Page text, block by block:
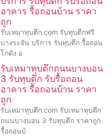
อาคาร รื้อถอนบ้าน ราคา
ถูก
รับเหมาทุบตึก.com รับทุบตึกฟรี
บางระจัน บริการ รับทุบตึก รื้อถอน
โกดัง อ
รับเหมาทุบตึกถนนบางบอน
3 รับทุบตึก รับรื้อถอน
อาคาร รื้อถอนบ้าน ราคา
ถูก
รับเหมาทุบตึก.com รับเหมาทุบตึก
ถนนบางบอน 3 รับทุบตึก ราคาถูก
รื้อถอนบ้